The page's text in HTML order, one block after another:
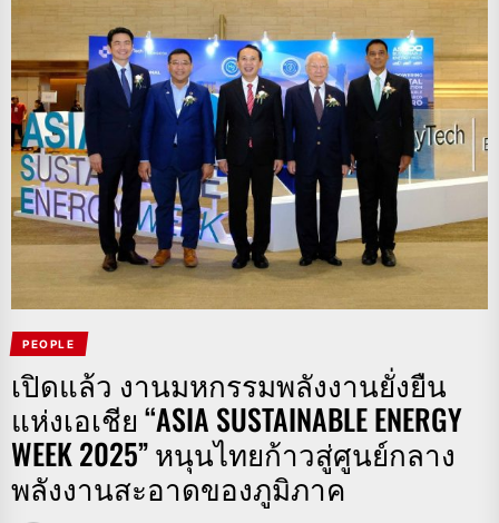
PEOPLE
เปิดแล้ว งานมหกรรมพลังงานยั่งยืน
แห่งเอเชีย “ASIA SUSTAINABLE ENERGY
WEEK 2025” หนุนไทยก้าวสู่ศูนย์กลาง
พลังงานสะอาดของภูมิภาค